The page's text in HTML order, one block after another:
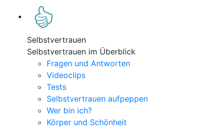
Selbstvertrauen
Selbstvertrauen im Überblick
Fragen und Antworten
Videoclips
Tests
Selbstvertrauen aufpeppen
Wer bin ich?
Körper und Schönheit